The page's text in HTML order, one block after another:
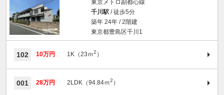
東京メトロ副都心線
千川駅/ 徒歩5分
築年 24年 / 2階建
東京都豊島区千川1
102 10万円 1K（23ｍ2 ）
001 28万円 2LDK（94.84ｍ2 ）